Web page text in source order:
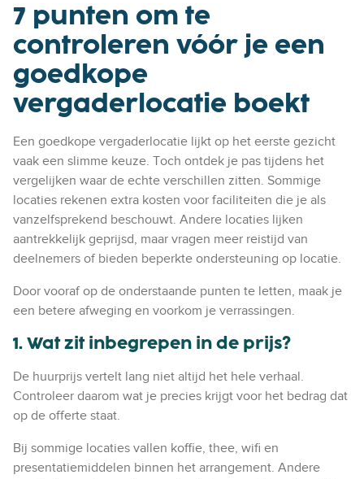
7 punten om te
controleren vóór je een
goedkope
vergaderlocatie boekt
Een goedkope vergaderlocatie lijkt op het eerste gezicht
vaak een slimme keuze. Toch ontdek je pas tijdens het
vergelijken waar de echte verschillen zitten. Sommige
locaties rekenen extra kosten voor faciliteiten die je als
vanzelfsprekend beschouwt. Andere locaties lijken
aantrekkelijk geprijsd, maar vragen meer reistijd van
deelnemers of bieden beperkte ondersteuning op locatie.
Door vooraf op de onderstaande punten te letten, maak je
een betere afweging en voorkom je verrassingen.
1. Wat zit inbegrepen in de prijs?
De huurprijs vertelt lang niet altijd het hele verhaal.
Controleer daarom wat je precies krijgt voor het bedrag dat
op de offerte staat.
Bij sommige locaties vallen koffie, thee, wifi en
presentatiemiddelen binnen het arrangement. Andere